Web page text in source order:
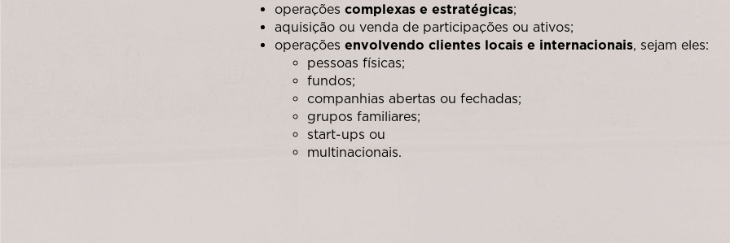
operações complexas e estratégicas;
aquisição ou venda de participações ou ativos;
operações envolvendo clientes locais e internacionais, sejam eles:
pessoas físicas;
fundos;
companhias abertas ou fechadas;
grupos familiares;
start-ups ou
multinacionais.